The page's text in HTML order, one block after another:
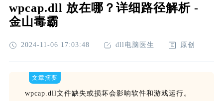
wpcap.dll 放在哪？详细路径解析 -
金山毒霸
2024-11-06 17:03:48 dll电脑医生 原创
文章摘要
wpcap.dll文件缺失或损坏会影响软件和游戏运行。